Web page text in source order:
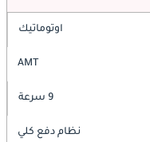
اوتوماتيك
AMT
9 سرعة
نظام دفع كلي